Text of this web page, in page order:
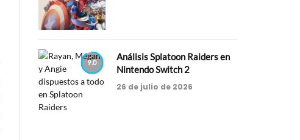
9.0
Análisis Splatoon Raiders en
Nintendo Switch 2
26 de julio de 2026